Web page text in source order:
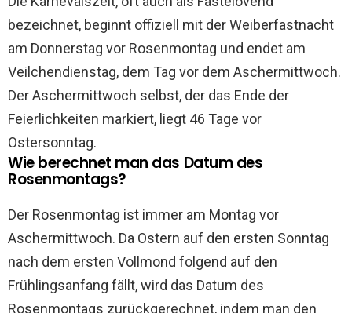
bezeichnet, beginnt offiziell mit der Weiberfastnacht
am Donnerstag vor Rosenmontag und endet am
Veilchendienstag, dem Tag vor dem Aschermittwoch.
Der Aschermittwoch selbst, der das Ende der
Feierlichkeiten markiert, liegt 46 Tage vor
Ostersonntag.
Wie berechnet man das Datum des
Rosenmontags?
Der Rosenmontag ist immer am Montag vor
Aschermittwoch. Da Ostern auf den ersten Sonntag
nach dem ersten Vollmond folgend auf den
Frühlingsanfang fällt, wird das Datum des
Rosenmontags zurückgerechnet, indem man den